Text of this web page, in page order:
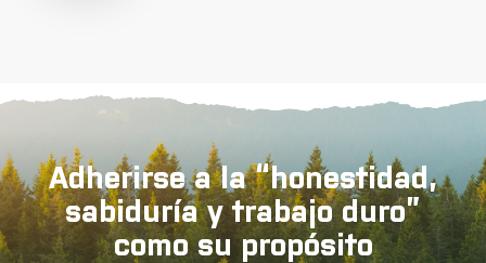
Adherirse a la “honestidad,
sabiduría y trabajo duro”
como su propósito